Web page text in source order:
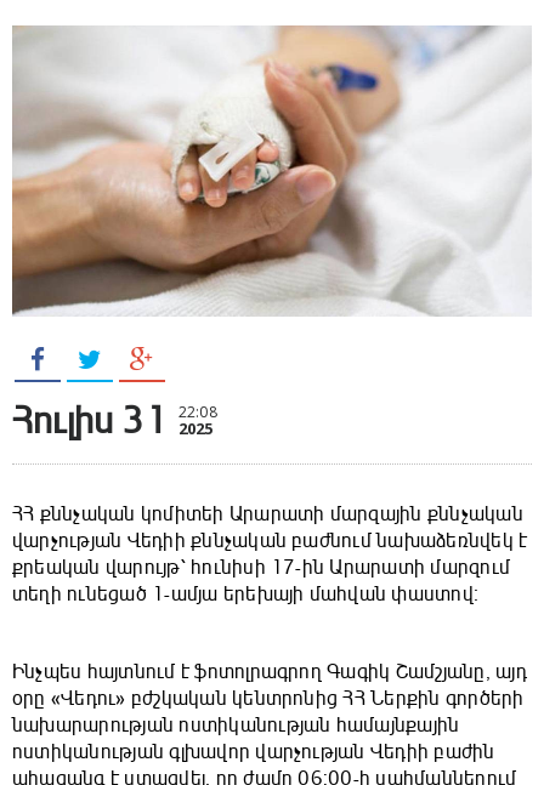
Հուլիս 31 22:08
2025
ՀՀ քննչական կոմիտեի Արարատի մարզային քննչական
վարչության Վեդիի քննչական բաժնում նախաձեռնվեկ է
քրեական վարույթ՝ հունիսի 17-ին Արարատի մարզում
տեղի ունեցած 1-ամյա երեխայի մահվան փաստով։
Ինչպես հայտնում է ֆոտոլրագրող Գագիկ Շամշյանը, այդ
օրը «Վեդու» բժշկական կենտրոնից ՀՀ Ներքին գործերի
նախարարության ոստիկանության համայնքային
ոստիկանության գլխավոր վարչության Վեդիի բաժին
ահազանգ է ստացվել, որ ժամը 06:00-ի սահմաններում